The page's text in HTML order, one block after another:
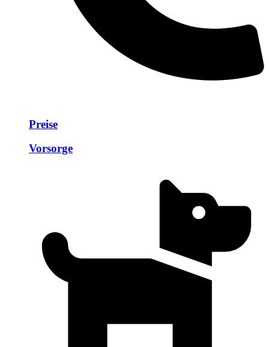
Preise
Vorsorge